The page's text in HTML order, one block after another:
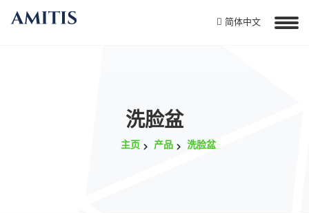
简体中文
洗脸盆
主页 产品 洗脸盆